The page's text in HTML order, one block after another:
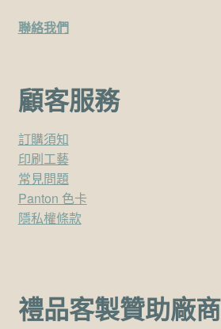
聯絡我們
顧客服務
訂購須知
印刷工藝
常見問題
Panton 色卡
隱私權條款
禮品客製贊助廠商